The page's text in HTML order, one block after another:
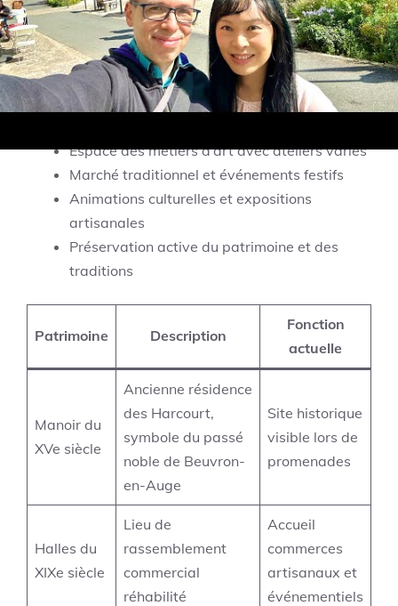
expositions artisanales. C’est une invitation
permanente à renouer avec un art de vivre simple,
respectueux de l’histoire et des valeurs qui ont
forgé la Normandie.
Espace des métiers d’art avec ateliers variés
Marché traditionnel et événements festifs
Animations culturelles et expositions
artisanales
Préservation active du patrimoine et des
traditions
Patrimoine Description
Fonction
actuelle
Manoir du
XVe siècle
Ancienne résidence
des Harcourt,
symbole du passé
noble de Beuvron-
en-Auge
Site historique
visible lors de
promenades
Halles du
XIXe siècle
Lieu de
rassemblement
commercial
réhabilité
Accueil
commerces
artisanaux et
événementiels